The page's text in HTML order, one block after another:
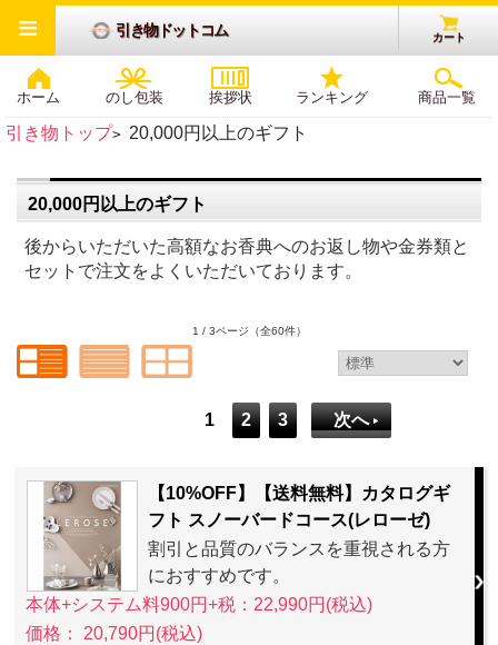
引き物ドットコム カート
ホーム のし包装 挨拶状 ランキング 商品一覧
≡
引き物トップ> 20,000円以上のギフト
20,000円以上のギフト
後からいただいた高額なお香典へのお返し物や金券類と
セットで注文をよくいただいております。
1 / 3ページ （全60件）
1 2 3 次へ
【10%OFF】【送料無料】カタログギ
フト スノーバードコース(レローゼ)
割引と品質のバランスを重視される方
におすすめです。
本体+システム料900円+税：22,990円(税込)
価格： 20,790円(税込)